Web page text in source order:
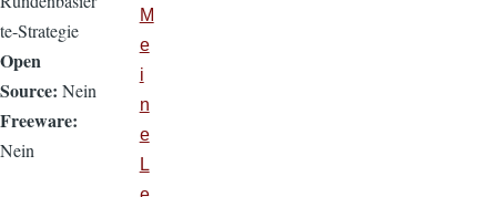
te-Strategie
Open
Source: Nein
Freeware:
Nein
M
e
i
n
e
L